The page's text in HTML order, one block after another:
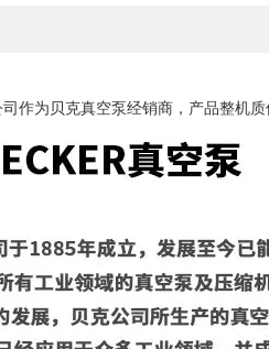
作为贝克真空泵经销商，产品整机